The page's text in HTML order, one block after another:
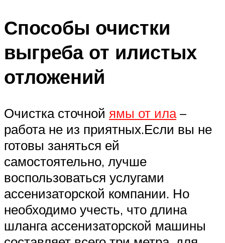
Способы очистки
выгреба от илистых
отложений
Очистка сточной ямы от ила–
работа не из приятных.Если вы не
готовы заняться ей
самостоятельно, лучше
воспользоваться услугами
ассенизаторской компании. Но
необходимо учесть, что длина
шланга ассенизаторской машины